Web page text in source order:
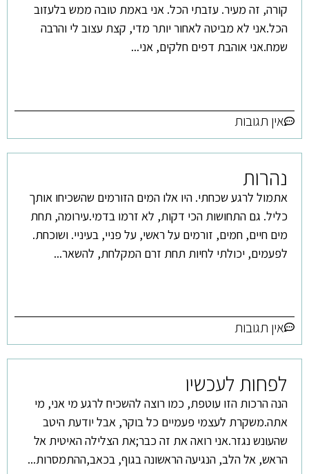
קורה, זה מעיר. עזבתי הכל. אני באמת טובה ממש בלעזוב
הכל.אני לא מביטה לאחור יותר מדי, קצת עצוב לי והרבה
שמח.אני אוהבת דפים חלקים, אני...
אין תגובות
נהרות
אתמול לרגע שכחתי. היו אלו המים הזורמים שהשכיחו אותך
כליל. גם התחושות הכי דקות, לא זרמו בדמי.עירומה, תחת
מים חיים, חמים, זורמים על ראשי, על פניי, בעיניי. ושוכחת.
לפעמים, יכולתי לחיות תחת זרם המקלחת, להשאר...
אין תגובות
לפחות לעכשיו
הנה הרכות הזו עוטפת, כמו רוצה להשכיח לרגע מי אני, מי
אתה.משקרת לעצמי פעמיים כל בוקר, אבל יודעת היטב
שהעונש נגזר.אני רואה את זה כבר;את הצלילה האיטית אל
הראש, אל הלב, הנגיעה הראשונה בגוף, בכאב,ההתמסרות...